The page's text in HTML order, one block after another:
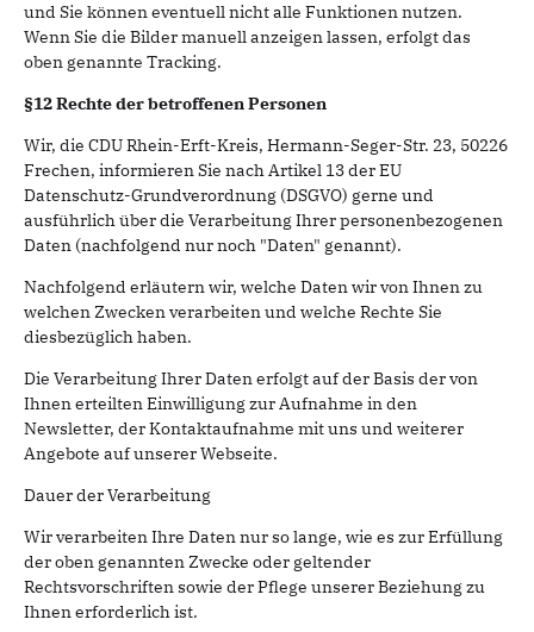
und Sie können eventuell nicht alle Funktionen nutzen.
Wenn Sie die Bilder manuell anzeigen lassen, erfolgt das
oben genannte Tracking.
§12 Rechte der betroffenen Personen
Wir, die CDU Rhein-Erft-Kreis, Hermann-Seger-Str. 23, 50226
Frechen, informieren Sie nach Artikel 13 der EU
Datenschutz-Grundverordnung (DSGVO) gerne und
ausführlich über die Verarbeitung Ihrer personenbezogenen
Daten (nachfolgend nur noch "Daten" genannt).
Nachfolgend erläutern wir, welche Daten wir von Ihnen zu
welchen Zwecken verarbeiten und welche Rechte Sie
diesbezüglich haben.
Die Verarbeitung Ihrer Daten erfolgt auf der Basis der von
Ihnen erteilten Einwilligung zur Aufnahme in den
Newsletter, der Kontaktaufnahme mit uns und weiterer
Angebote auf unserer Webseite.
Dauer der Verarbeitung
Wir verarbeiten Ihre Daten nur so lange, wie es zur Erfüllung
der oben genannten Zwecke oder geltender
Rechtsvorschriften sowie der Pflege unserer Beziehung zu
Ihnen erforderlich ist.